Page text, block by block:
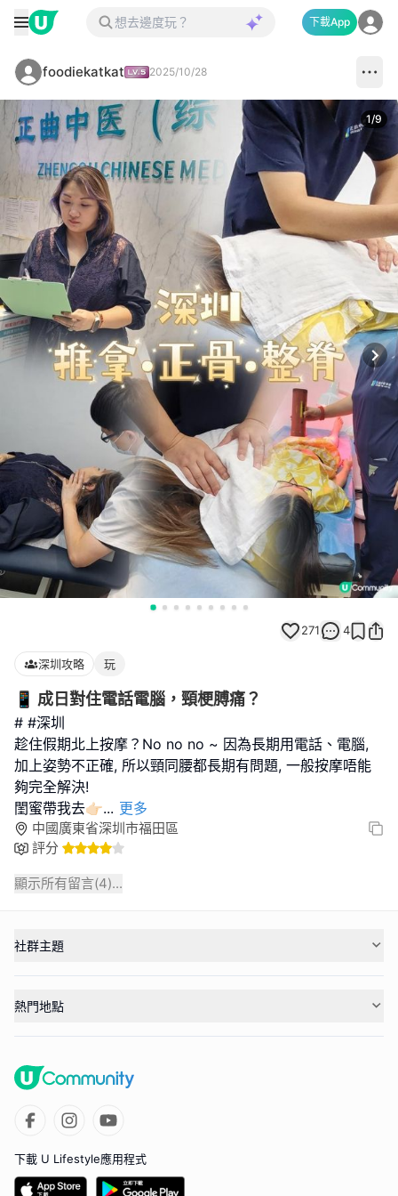
下載App
foodiekatkat 2025/10/28
1/9
271 4
深圳攻略 玩
📱 成日對住電話電腦，頸梗膊痛？
# #深圳
趁住假期北上按摩？No no no ~ 因為長期用電話、電腦,
加上姿勢不正確, 所以頸同腰都長期有問題, 一般按摩唔能
夠完全解決!
閨蜜帶我去👉🏻... 更多
中國廣東省深圳市福田區
評分
顯示所有留言(4)...
社群主題
熱門地點
下載 U Lifestyle應用程式